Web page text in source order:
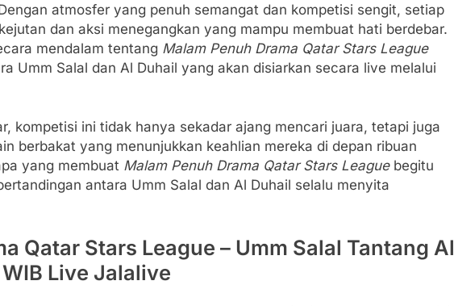
atmosfer yang penuh semangat dan kompetisi sengit, setiap
dan aksi menegangkan yang mampu membuat hati berdebar.
mendalam tentang Malam Penuh Drama Qatar Stars League
Umm Salal dan Al Duhail yang akan disiarkan secara live melalui
kompetisi ini tidak hanya sekadar ajang mencari juara, tetapi juga
berbakat yang menunjukkan keahlian mereka di depan ribuan
yang membuat Malam Penuh Drama Qatar Stars Leaguebegitu
antara Umm Salal dan Al Duhail selalu menyita
Qatar Stars League – Umm Salal Tantang Al
Live Jalalive